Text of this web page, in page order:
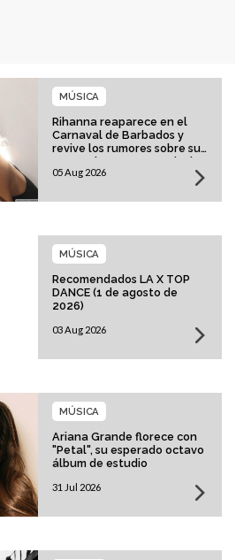
Rihanna reaparece en el
Carnaval de Barbados y
revive los rumores sobre su
esperado regreso musical
MÚSICA
05 Aug 2026
Recomendados LA X TOP
DANCE (1 de agosto de
2026)
MÚSICA
03 Aug 2026
Ariana Grande florece con
"Petal", su esperado octavo
álbum de estudio
MÚSICA
31 Jul 2026